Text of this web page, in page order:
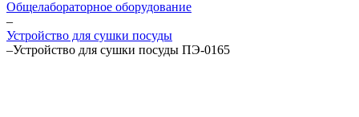
Общелабораторное оборудование
–
Устройство для сушки посуды
–Устройство для сушки посуды ПЭ-0165